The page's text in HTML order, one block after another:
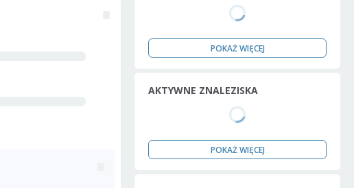
POKAŻ WIĘCEJ
AKTYWNE ZNALEZISKA
POKAŻ WIĘCEJ